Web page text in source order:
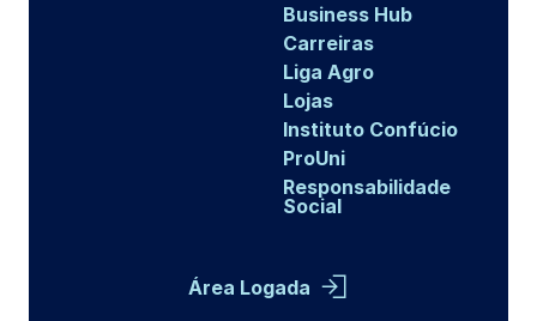
Business Hub
Carreiras
Liga Agro
Lojas
Instituto Confúcio
ProUni
Responsabilidade
Social
Área Logada